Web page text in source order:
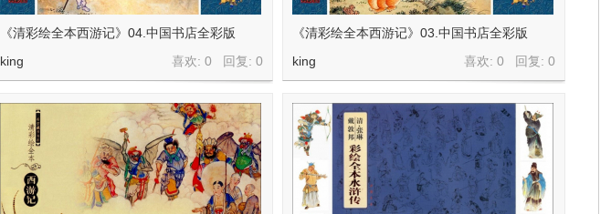
《清彩绘全本西游记》04.中国书店全彩版
喜欢: 0 回复:0
king
《清彩绘全本西游记》03.中国书店全彩版
喜欢: 0 回复:0
king